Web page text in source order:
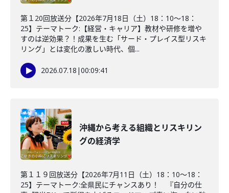
第１20回放送分【2026年7月18日（土）18：10～18：
25】テーマトーク:【経営・キャリア】教材や研修を増や
すのは逆効果？！成果を生む「サード・プレイス型リスキ
リング」とは変化の激しい時代、個...
2026.07.18 |00:09:41
沖縄から考える組織とリスキリン
グの経済学
第１１９回放送分【2026年7月11日（土）18：10～18：
25】テーマトーク:全県民にチャンスあり！ 『自分の仕